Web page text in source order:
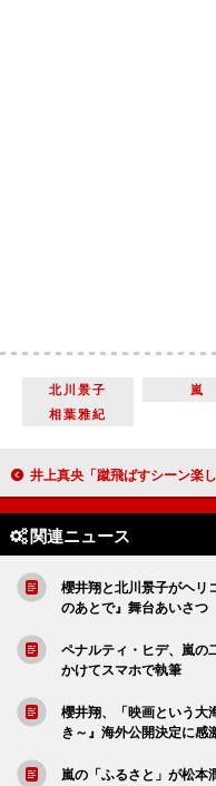
北川景子 嵐
相葉雅紀
井上真央「蹴飛ばすシーン楽しかった」 ピンクのレオタード姿は気合アピール？
関連ニュース
櫻井翔と北川景子がヘ
のあとで』舞台あいさつ
ペナルティ・ヒデ、嵐
かけてスマホで執筆
櫻井翔、「映画という
き～』海外公開決定に感
嵐の「ふるさと」が松